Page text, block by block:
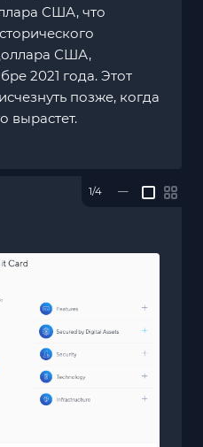
США, что
США,
2021 года. Этот
позже, когда
вырастет.
1/4 —